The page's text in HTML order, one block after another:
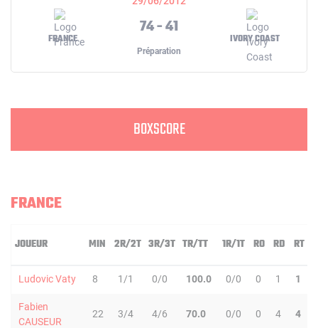
FRANCE
74 - 41
IVORY COAST
Préparation
BOXSCORE
FRANCE
JOUEUR MIN 2R/2T 3R/3T TR/TT 1R/1T RO RD RT
Ludovic Vaty 8 1/1 0/0 100.0 0/0 0 1 1
Fabien
CAUSEUR
22 3/4 4/6 70.0 0/0 0 4 4